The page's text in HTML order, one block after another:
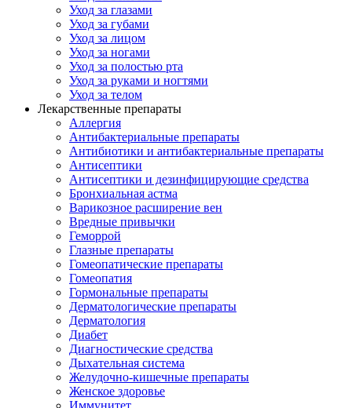
Уход за глазами
Уход за губами
Уход за лицом
Уход за ногами
Уход за полостью рта
Уход за руками и ногтями
Уход за телом
Лекарственные препараты
Аллергия
Антибактериальные препараты
Антибиотики и антибактериальные препараты
Антисептики
Антисептики и дезинфицирующие средства
Бронхиальная астма
Варикозное расширение вен
Вредные привычки
Геморрой
Глазные препараты
Гомеопатические препараты
Гомеопатия
Гормональные препараты
Дерматологические препараты
Дерматология
Диабет
Диагностические средства
Дыхательная система
Желудочно-кишечные препараты
Женское здоровье
Иммунитет